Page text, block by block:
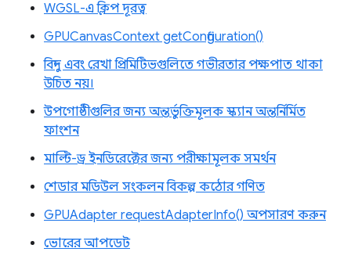
WGSL-এ ক্লিপ দূরত্ব
GPUCanvasContext getConfiguration()
বিন্দু এবং রেখা প্রিমিটিভগুলিতে গভীরতার পক্ষপাত থাকা
উচিত নয়।
উপগোষ্ঠীগুলির জন্য অন্তর্ভুক্তিমূলক স্ক্যান অন্তর্নির্মিত
ফাংশন
মাল্টি-ড্র ইনডিরেক্টের জন্য পরীক্ষামূলক সমর্থন
শেডার মডিউল সংকলন বিকল্প কঠোর গণিত
GPUAdapter requestAdapterInfo() অপসারণ করুন
ভোরের আপডেট